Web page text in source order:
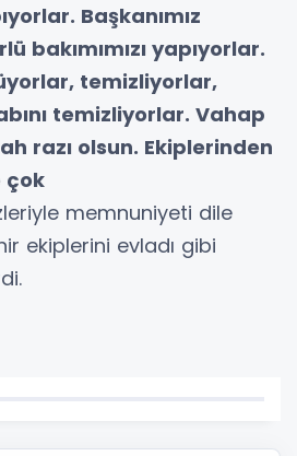
Başkanımız
bakımımızı yapıyorlar.
temizliyorlar,
temizliyorlar. Vahap
razı olsun. Ekiplerinden
çok
memnuniyeti dile
ekiplerini evladı gibi